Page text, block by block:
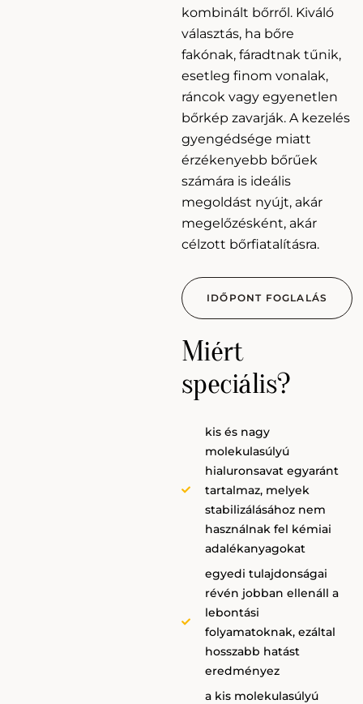
kombinált bőrről. Kiváló
választás, ha bőre
fakónak, fáradtnak tűnik,
esetleg finom vonalak,
ráncok vagy egyenetlen
bőrkép zavarják. A kezelés
gyengédsége miatt
érzékenyebb bőrűek
számára is ideális
megoldást nyújt, akár
megelőzésként, akár
célzott bőrfiatalításra.
IDŐPONT FOGLALÁS
Miért
speciális?
kis és nagy
molekulasúlyú
hialuronsavat egyaránt
tartalmaz, melyek
stabilizálásához nem
használnak fel kémiai
adalékanyagokat
egyedi tulajdonságai
révén jobban ellenáll a
lebontási
folyamatoknak, ezáltal
hosszabb hatást
eredményez
a kis molekulasúlyú